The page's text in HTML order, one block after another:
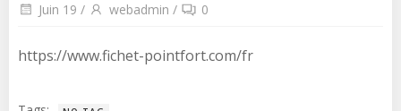
Juin 19 / webadmin / 0
https://www.fichet-pointfort.com/fr